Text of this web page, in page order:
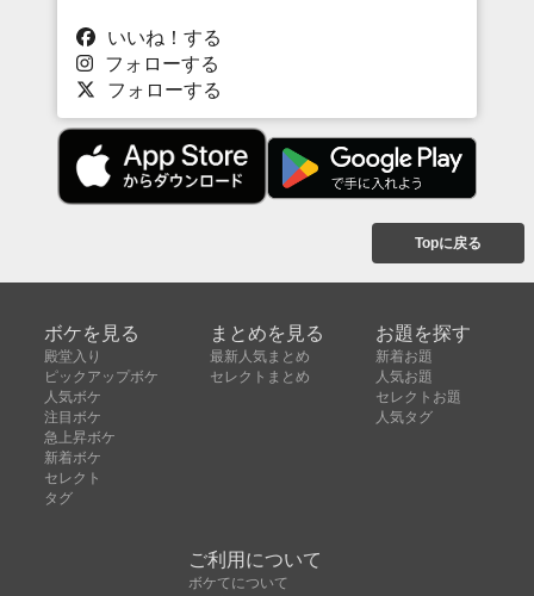
いいね！する
フォローする
フォローする
Topに戻る
ボケを見る
殿堂入り
ピックアップボケ
人気ボケ
注目ボケ
急上昇ボケ
新着ボケ
セレクト
タグ
まとめを見る
最新人気まとめ
セレクトまとめ
お題を探す
新着お題
人気お題
セレクトお題
人気タグ
ご利用について
ボケてについて